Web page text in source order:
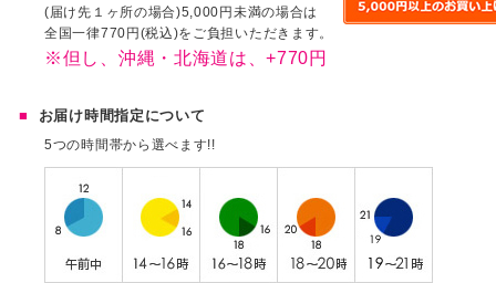
(届け先１ヶ所の場合)5,000円未満の場合は
全国一律770円(税込)をご負担いただきます。
※但し、沖縄・北海道は、+770円
お届け時間指定について
5つの時間帯から選べます!!